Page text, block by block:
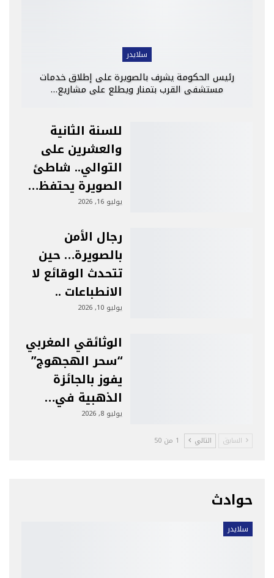
سلايدر
رئيس الحكومة يشرف بالصويرة على إطلاق خدمات
مستشفى القرب بتمنار ويطلع على مشاريع…
للسنة الثانية
والعشرين على
التوالي.. شاطئ
الصويرة يحتفظ…
يوليو 16, 2026
رجال الأمن
بالصويرة… حين
تتحدث الوقائع لا
الانطباعات ..
يوليو 10, 2026
الوثائقي المغربي
“سحر الهجهوج”
يفوز بالجائزة
الذهبية في…
يوليو 8, 2026
السابق التالي 1 من 50
حوادث
سلايدر